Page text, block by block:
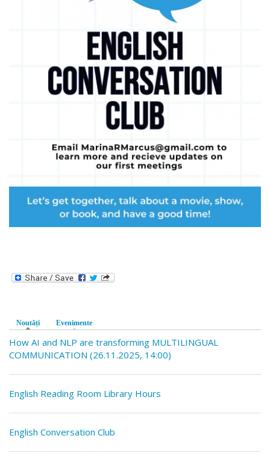
Noutăți (tab activ)
Evenimente
How AI and NLP are transforming MULTILINGUAL
COMMUNICATION (26.11.2025, 14:00)
English Reading Room Library Hours
English Conversation Club